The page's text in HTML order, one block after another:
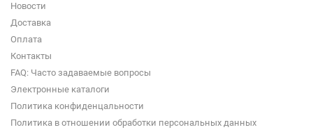
Новости
Доставка
Оплата
Контакты
FAQ: Часто задаваемые вопросы
Электронные каталоги
Политика конфиденцальности
Политика в отношении обработки персональных данных